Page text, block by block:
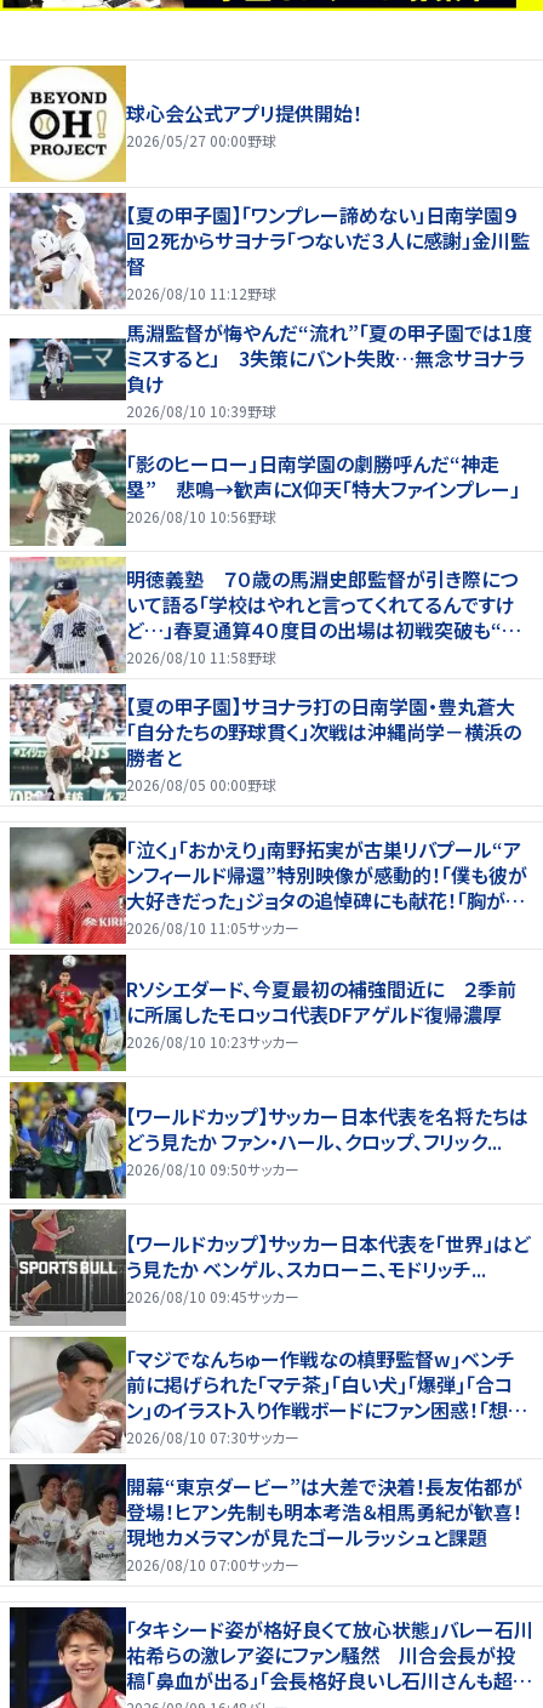
球心会公式アプリ提供開始！
2026/05/27 00:00野球
【夏の甲子園】「ワンプレー諦めない」日南学園９
回２死からサヨナラ「つないだ３人に感謝」金川監
督
2026/08/10 11:12野球
馬淵監督が悔やんだ“流れ”「夏の甲子園では1度
ミスすると」 3失策にバント失敗…無念サヨナラ
負け
2026/08/10 10:39野球
「影のヒーロー」日南学園の劇勝呼んだ“神走
塁” 悲鳴→歓声にX仰天「特大ファインプレー」
2026/08/10 10:56野球
明徳義塾 ７０歳の馬淵史郎監督が引き際につ
いて語る「学校はやれと言ってくれてるんですけ
ど…」春夏通算４０度目の出場は初戦突破も“馬
淵節”炸裂
2026/08/10 11:58野球
【夏の甲子園】サヨナラ打の日南学園・豊丸蒼大
「自分たちの野球貫く」次戦は沖縄尚学－横浜の
勝者と
2026/08/05 00:00野球
｢泣く｣｢おかえり｣南野拓実が古巣リバプール“ア
ンフィールド帰還”特別映像が感動的！｢僕も彼が
大好きだった｣ジョタの追悼碑にも献花！｢胸が熱
くなります…｣
2026/08/10 11:05サッカー
Rソシエダード、今夏最初の補強間近に ２季前
に所属したモロッコ代表DFアゲルド復帰濃厚
2026/08/10 10:23サッカー
【ワールドカップ】サッカー日本代表を名将たちは
どう見たか ファン・ハール、クロップ、フリック...
2026/08/10 09:50サッカー
【ワールドカップ】サッカー日本代表を「世界」はど
う見たか ベンゲル、スカローニ、モドリッチ...
2026/08/10 09:45サッカー
｢マジでなんちゅー作戦なの槙野監督w｣ベンチ
前に掲げられた｢マテ茶｣｢白い犬｣｢爆弾｣｢合コ
ン｣のイラスト入り作戦ボードにファン困惑！｢想像
よりデカくて吹いた｣
2026/08/10 07:30サッカー
開幕“東京ダービー”は大差で決着！長友佑都が
登場！ヒアン先制も明本考浩＆相馬勇紀が歓喜！
現地カメラマンが見たゴールラッシュと課題
2026/08/10 07:00サッカー
「タキシード姿が格好良くて放心状態」バレー石川
祐希らの激レア姿にファン騒然 川合会長が投
稿「鼻血が出る」「会長格好良いし石川さんも超格